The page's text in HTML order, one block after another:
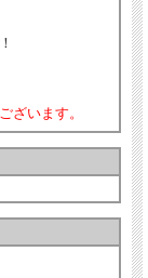
ざいます。